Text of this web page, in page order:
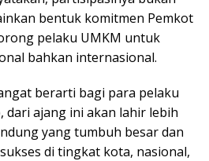
bentuk komitmen Pemkot
pelaku UMKM untuk
bahkan internasional.
berarti bagi para pelaku
dari ajang ini akan lahir lebih
yang tumbuh besar dan
di tingkat kota, nasional,